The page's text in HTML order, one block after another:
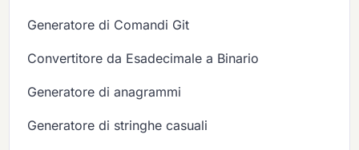
Generatore di Comandi Git
Convertitore da Esadecimale a Binario
Generatore di anagrammi
Generatore di stringhe casuali